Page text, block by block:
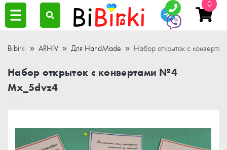
0
Bibirki ARHIV Для HandMade Набор открыток с
Набор открыток с конвертами №4
Mx_5dvz4